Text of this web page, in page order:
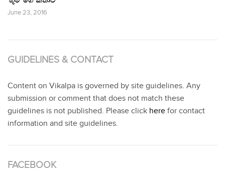
June 23, 2016
GUIDELINES & CONTACT
Content on Vikalpa is governed by site guidelines. Any
submission or comment that does not match these
guidelines is not published. Please click here for contact
information and site guidelines.
FACEBOOK